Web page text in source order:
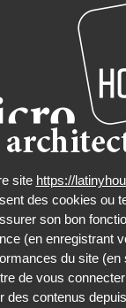
des cookies
site https://
des cookies ou
son bon
(en enregistrant
du site
de vous
des contenus